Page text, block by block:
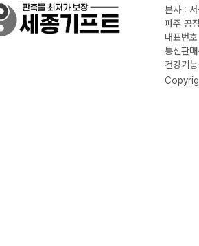
본사 :
파주 공
대표번
통신판
건강기